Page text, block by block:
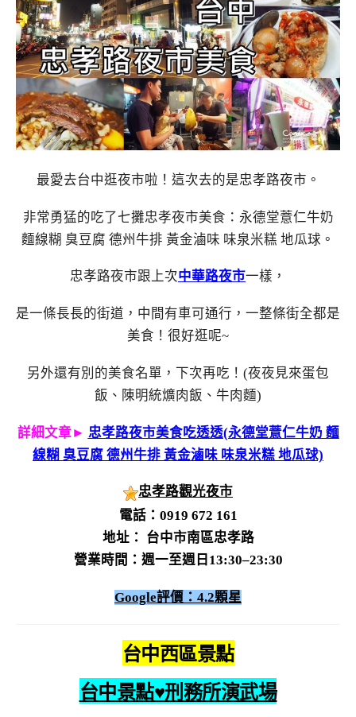
最愛去台中逛夜市啦！這次去的是忠孝路夜市。
非常勇猛的吃了七攤忠孝夜市美食：永德堂薏仁牛奶
麵線糊 臭豆腐 德州牛排 黃金滷味 味泉米糕 地瓜球。
忠孝路夜市跟上次中華路夜市一樣，
是一條長長的街道，中間有車可通行，一整條街全都是
美食！很好逛呢~
另外還有別的美食名單，下次再吃！(夜夜見來蛋包
飯、陳明統爌肉飯、牛肉麵)
詳細文章► 忠孝路夜市美食吃透透(永德堂薏仁牛奶 麵
線糊 臭豆腐 德州牛排 黃金滷味 味泉米糕 地瓜球)
忠孝路觀光夜市
電話：0919 672 161
地址： 台中市南區忠孝路
營業時間：週一至週日13:30–23:30
Google評價：4.2顆星
台中西區景點
台中景點♥刑務所演武場